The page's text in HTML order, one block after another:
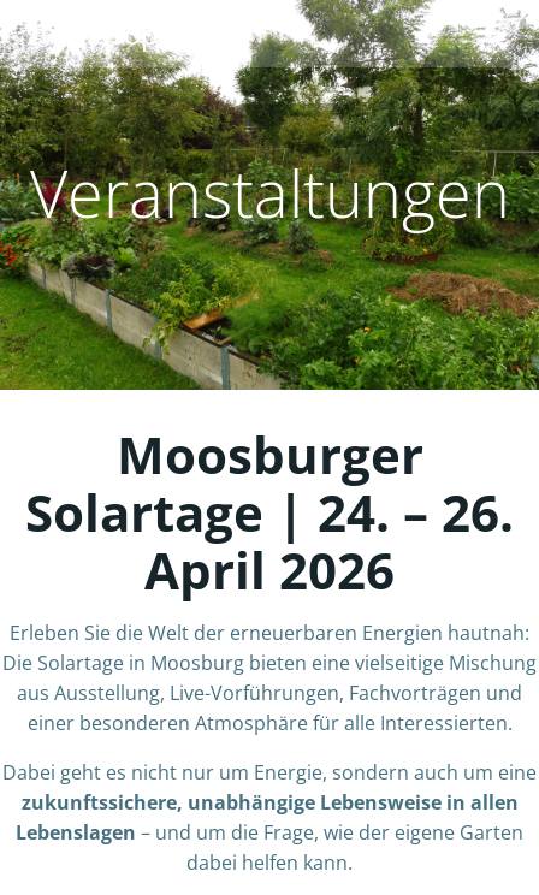
Zum
Inhalt
springen
humusoptimus
Veranstaltungen
Moosburger
Solartage | 24. – 26.
April 2026
Erleben Sie die Welt der erneuerbaren Energien hautnah:
Die Solartage in Moosburg bieten eine vielseitige Mischung
aus Ausstellung, Live-Vorführungen, Fachvorträgen und
einer besonderen Atmosphäre für alle Interessierten.
Dabei geht es nicht nur um Energie, sondern auch um eine
zukunftssichere, unabhängige Lebensweise in allen
Lebenslagen – und um die Frage, wie der eigene Garten
dabei helfen kann.